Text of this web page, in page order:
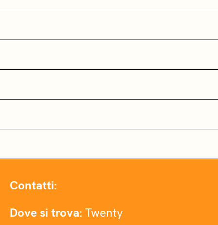
Contatti:
Dove si trova: Twenty